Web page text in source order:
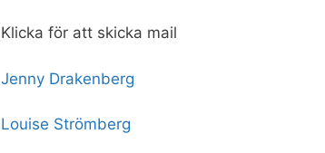
Klicka för att skicka mail
Jenny Drakenberg
Louise Strömberg